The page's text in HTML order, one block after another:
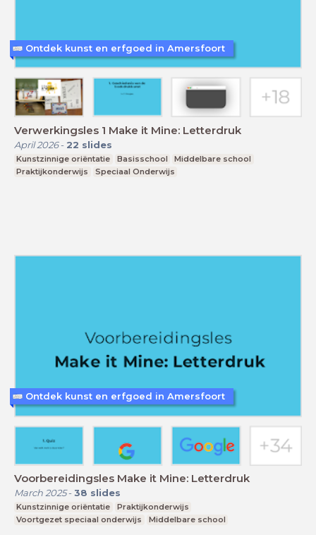
Verwerkingsles 1 Make it Mine: Letterdruk
April 2026- 22 slides
Kunstzinnige oriëntatie Basisschool
Middelbare school
Praktijkonderwijs
Speciaal Onderwijs
Ontdek kunst en erfgoed in Amersfoort
Voorbereidingsles Make it Mine: Letterdruk
March 2025- 38 slides
Kunstzinnige oriëntatie
Praktijkonderwijs
Voortgezet speciaal onderwijs
Middelbare school
Ontdek kunst en erfgoed in Amersfoort